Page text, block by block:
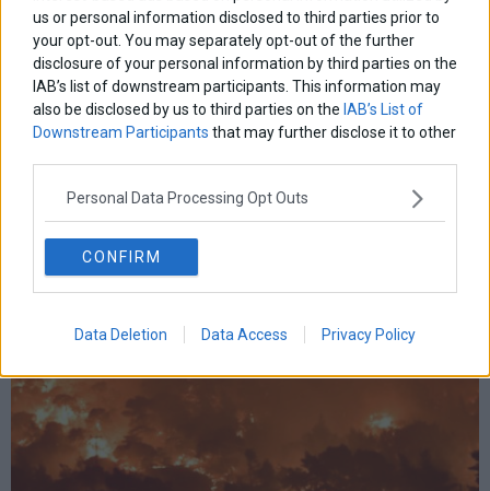
us or personal information disclosed to third parties prior to
your opt-out. You may separately opt-out of the further
disclosure of your personal information by third parties on the
IAB’s list of downstream participants. This information may
also be disclosed by us to third parties on the IAB’s List of
Downstream Participants that may further disclose it to other
Personal Data Processing Opt Outs
CONFIRM
Data Deletion Data Access Privacy Policy